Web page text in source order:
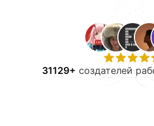
31129+ создателей